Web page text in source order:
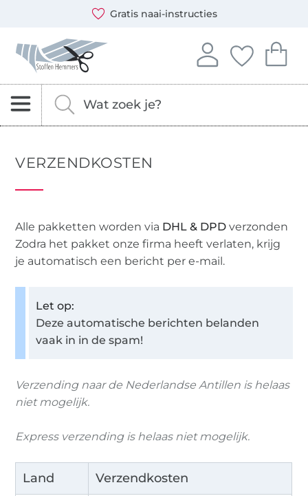
Opent een nieuw venster
Stoffen Hemmers – stoffen, naaipatronen &
Zoeken naar stoffen, fournituren en
Vul hier je zoekterm in.
Aanmelden
Log in op je
Jouw
Je hebt geen
Je
VERZENDKOSTEN
Alle pakketten worden via DHL & DPD verzonden
Zodra het pakket onze firma heeft verlaten, krijg
je automatisch een bericht per e-mail.
Let op:
Deze automatische berichten belanden
vaak in in de spam!
Verzending naar de Nederlandse Antillen is helaas
niet mogelijk.
Express verzending is helaas niet mogelijk.
Land Verzendkosten
Je kunt bij ons betalen met de volgende
Onze transporteurs zijn: DHL en DPD